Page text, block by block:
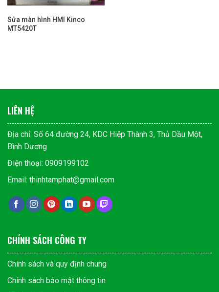
Sửa màn hình HMI Kinco
MT5420T
LIÊN HỆ
Địa chỉ: Số 64 đường 24, KDC Hiệp Thành 3, Thủ Dầu Một,
Bình Dương
Điện thoại: 0909199102
Email: thinhtamphat@gmail.com
CHÍNH SÁCH CÔNG TY
Chính sách và quy định chung
Chính sách bảo mật thông tin